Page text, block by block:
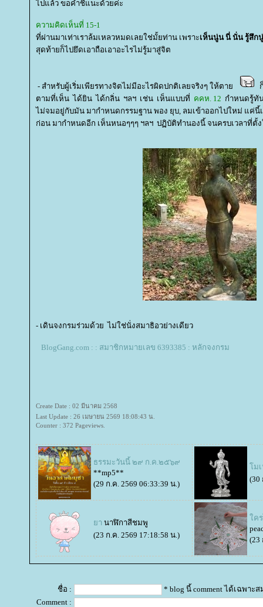
ไปแล้ว ขอคำชี้แนะด้วยค่ะ
ความคิดเห็นที่ 15-1
ที่ผ่านมาเท่าเราล้มเหลวหมดเลยใช่มั้ยท่าน เพราะเห็นนู่น นี่ นั่น รู้สึก
สุดท้ายก็ไปยึดเอาถือเอาอะไรไม่รู้มาสู่จิต
- สำหรับผู้เริ่มเพียรทางจิตไม่มีอะไรผิดปกติเลยจริงๆ ให้ตา
ตามที่เห็น ได้ยิน ได้กลิ่น ฯลฯ เช่น เห็นแบบที่ คคห. 12 กำหนดรู้ทั
ไม่จมอยู่กับมัน มากำหนดกรรมฐาน พอง ยุบ, ลมเข้าออกไปใหม่ แค่นี้
ก่อน มากำหนดอีก เห็นหนอๆๆๆ ฯลฯ ปฏิบัติทำนองนี้ จนครบเวลาที่ตั้
- เดินจงกรมร่วมด้วย ไม่ใช่นั่งสมาธิอวย่างเดียว
BlogGang.com : : สมาชิกหมายเลข 6393385 : หลักจงกรม
Create Date : 02 มีนาคม 2568
Last Update : 26 เมษายน 2569 18:08:43 น.
Counter : 372 Pageviews.
ธรรมะวันนี้ ๒๙ ก.ค.๒๕๖๙
**mp5**
(29 ก.ค. 2569 06:33:39 น.)
มเ
(30
า นาฬิกาสีชมพู
(23 ก.ค. 2569 17:18:58 น.)
คร
(23
ชื่อ :
* blog นี้ comment ได้เฉพาะ
Comment :